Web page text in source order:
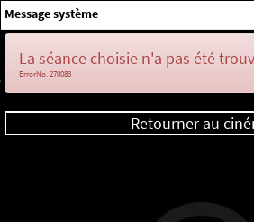
Message système
La séance choisie n'a pas été
ErrorNo. 270083
Retourner au